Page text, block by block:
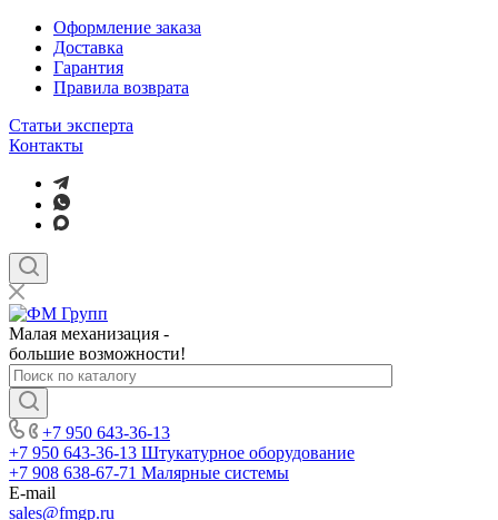
Оформление заказа
Доставка
Гарантия
Правила возврата
Статьи эксперта
Контакты
Малая механизация -
большие возможности!
+7 950 643-36-13
+7 950 643-36-13 Штукатурное оборудование
+7 908 638-67-71 Малярные системы
E-mail
sales@fmgp.ru